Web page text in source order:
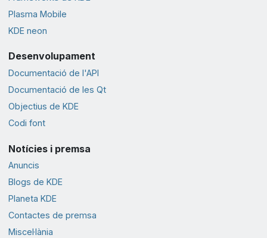
Plasma Mobile
KDE neon
Desenvolupament
Documentació de l'API
Documentació de les Qt
Objectius de KDE
Codi font
Notícies i premsa
Anuncis
Blogs de KDE
Planeta KDE
Contactes de premsa
Miscel·lània